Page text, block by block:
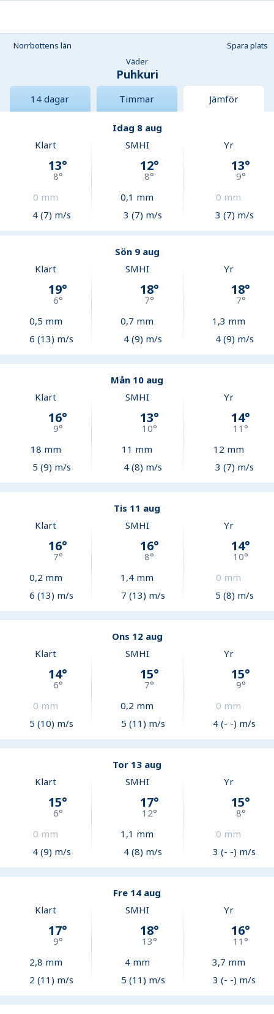
Norrbottens län
Spara plats
Väder
Puhkuri
14 dagar Timmar Jämför
Idag 8 aug
Klart
13°
8°
0 mm
4 (7) m/s
SMHI
12°
8°
0,1 mm
3 (7) m/s
Yr
13°
9°
0 mm
3 (7) m/s
Sön 9 aug
Klart
19°
6°
0,5 mm
6 (13) m/s
SMHI
18°
7°
0,7 mm
4 (9) m/s
Yr
18°
7°
1,3 mm
4 (9) m/s
Mån 10 aug
Klart
16°
9°
18 mm
5 (9) m/s
SMHI
13°
10°
11 mm
4 (8) m/s
Yr
14°
11°
12 mm
3 (7) m/s
Tis 11 aug
Klart
16°
7°
0,2 mm
6 (13) m/s
SMHI
16°
8°
1,4 mm
7 (13) m/s
Yr
14°
10°
0 mm
5 (8) m/s
Ons 12 aug
Klart
14°
6°
0 mm
5 (10) m/s
SMHI
15°
7°
0,2 mm
5 (11) m/s
Yr
15°
9°
0 mm
4 (- -) m/s
Tor 13 aug
Klart
15°
6°
0 mm
4 (9) m/s
SMHI
17°
12°
1,1 mm
4 (8) m/s
Yr
15°
8°
0 mm
3 (- -) m/s
Fre 14 aug
Klart
17°
9°
2,8 mm
2 (11) m/s
SMHI
18°
13°
4mm
5 (11) m/s
Yr
16°
11°
3,7 mm
3 (- -) m/s